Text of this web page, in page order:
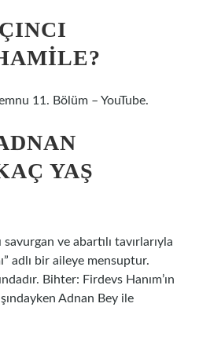
11. Bölüm – YouTube.
YAŞ
savurgan ve abartılı tavırlarıyla
adlı bir aileye mensuptur.
Bihter: Firdevs Hanım’ın
Adnan Bey ile